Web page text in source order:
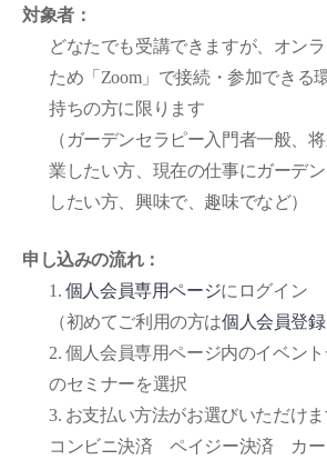
対象者：
どなたでも受講できますが、オン
ため「Zoom」で接続・参加できる
持ちの方に限ります
（ガーデンセラピー入門者一般、
業したい方、現在の仕事にガーデ
したい方、興味で、趣味でなど）
申し込みの流れ：
1. 個人会員専用ページにログイン
（初めてご利用の方は個人会員登録
2. 個人会員専用ページ内のイベン
のセミナーを選択
3. お支払い方法がお選びいただけ
コンビニ決済 ペイジー決済 カー